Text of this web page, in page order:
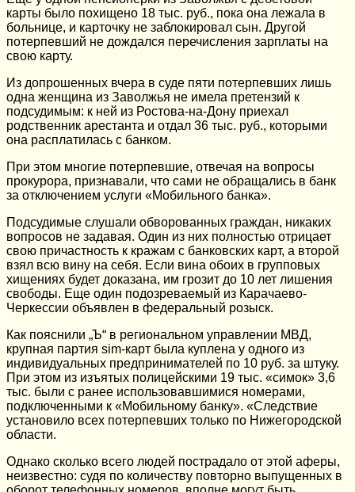
карты было похищено 18 тыс. руб., пока она лежала в
больнице, и карточку не заблокировал сын. Другой
потерпевший не дождался перечисления зарплаты на
свою карту.
Из допрошенных вчера в суде пяти потерпевших лишь
одна женщина из Заволжья не имела претензий к
подсудимым: к ней из Ростова-на-Дону приехал
родственник арестанта и отдал 36 тыс. руб., которыми
она расплатилась с банком.
При этом многие потерпевшие, отвечая на вопросы
прокурора, признавали, что сами не обращались в банк
за отключением услуги «Мобильного банка».
Подсудимые слушали обворованных граждан, никаких
вопросов не задавая. Один из них полностью отрицает
свою причастность к кражам с банковских карт, а второй
взял всю вину на себя. Если вина обоих в групповых
хищениях будет доказана, им грозит до 10 лет лишения
свободы. Еще один подозреваемый из Карачаево-
Черкессии объявлен в федеральный розыск.
Как пояснили „Ъ“ в региональном управлении МВД,
крупная партия sim-карт была куплена у одного из
индивидуальных предпринимателей по 10 руб. за штуку.
При этом из изъятых полицейскими 19 тыс. «симок» 3,6
тыс. были с ранее использовавшимися номерами,
подключенными к «Мобильному банку». «Следствие
установило всех потерпевших только по Нижегородской
области.
Однако сколько всего людей пострадало от этой аферы,
неизвестно: судя по количеству повторно выпущенных в